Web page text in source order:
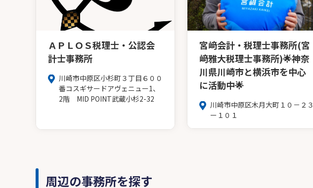
ＡＰＬＯＳ税理士・公認会
計士事務所
川崎市中原区小杉町３丁目６００
番コスギサードアヴェニュー1、
2階 MID POINT武蔵小杉2-32
宮﨑会計・税理士事務所(宮
﨑雅大税理士事務所)🌟神奈
川県川崎市と横浜市を中心
に活動中🌟
川崎市中原区木月大町１０－２３
ー１０１
周辺の事務所を探す